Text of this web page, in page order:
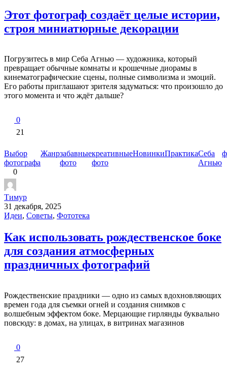
Этот фотограф создаёт целые истории,
строя миниатюрные декорации
Погрузитесь в мир Себа Агнью — художника, который
превращает обычные комнаты и крошечные диорамы в
кинематографические сцены, полные символизма и эмоций.
Его работы приглашают зрителя задуматься: что произошло до
этого момента и что ждёт дальше?
0
21
Выбор
фотографа
Жанрзабавные
фото
креативные
фото
НовинкиПрактикаСеба
Агнью
0
Тимур
31 декабря, 2025
Идеи, Советы, Фототека
Как использовать рождественское боке
для создания атмосферных
праздничных фотографий
Рождественские праздники — одно из самых вдохновляющих
времен года для съемки огней и создания снимков с
волшебным эффектом боке. Мерцающие гирлянды буквально
повсюду: в домах, на улицах, в витринах магазинов
0
27